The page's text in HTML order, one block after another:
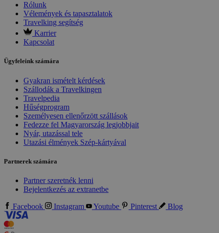
Rólunk
Vélemények és tapasztalatok
Travelking segítség
Karrier
Kapcsolat
Ügyfeleink számára
Gyakran ismételt kérdések
Szállodák a Travelkingen
Travelpedia
Hűségprogram
Személyesen ellenőrzött szállások
Fedezze fel Magyarország legjobbjait
Nyár, utazással tele
Utazási élmények Szép-kártyával
Partnerek számára
Partner szeretnék lenni
Bejelentkezés az extranetbe
Facebook Instagram Youtube Pinterest Blog